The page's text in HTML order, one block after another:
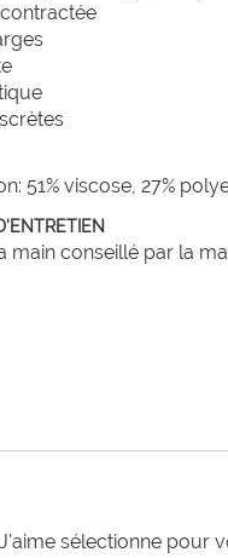
51% viscose, 27%
main conseillé par la
J'aime sélectionne pour